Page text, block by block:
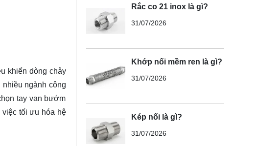
khiển dòng chảy
ngành công
tay van bướm
việc tối ưu hóa hệ
Rắc co 21 inox là gì?
31/07/2026
Khớp nối mềm ren là gì?
31/07/2026
Kép nối là gì?
31/07/2026